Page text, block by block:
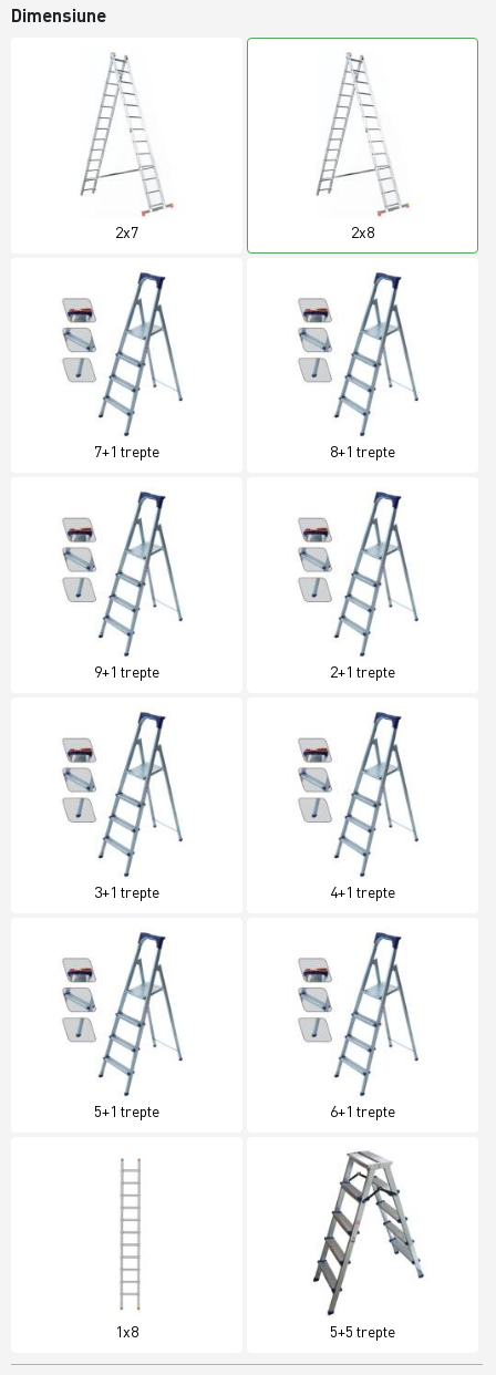
Dimensiune
2x7 2x8
7+1 trepte 8+1 trepte
9+1 trepte 2+1 trepte
3+1 trepte 4+1 trepte
5+1 trepte 6+1 trepte
1x8 5+5 trepte